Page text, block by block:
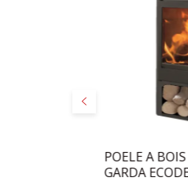
Précédent
POELE A
GARDA